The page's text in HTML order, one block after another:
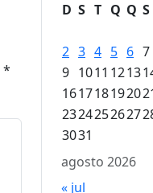
*
agosto 2026
D S T Q Q S
2 3 4 5 6 7
9 1011 1213
1617181920
2324252627
3031
« jul